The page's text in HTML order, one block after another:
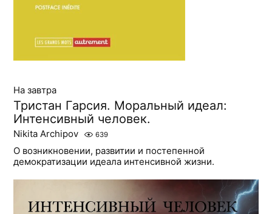
На завтра
Тристан Гарсия. Моральный идеал:
Интенсивный человек.
Nikita Archipov 639
О возникновении, развитии и постепенной
демократизации идеала интенсивной жизни.